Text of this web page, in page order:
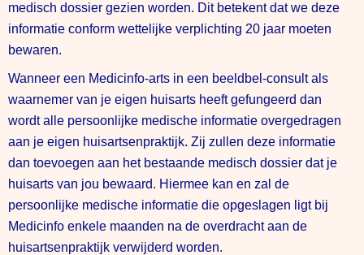
medisch dossier gezien worden. Dit betekent dat we deze
informatie conform wettelijke verplichting 20 jaar moeten
bewaren.
Wanneer een Medicinfo-arts in een beeldbel-consult als
waarnemer van je eigen huisarts heeft gefungeerd dan
wordt alle persoonlijke medische informatie overgedragen
aan je eigen huisartsenpraktijk. Zij zullen deze informatie
dan toevoegen aan het bestaande medisch dossier dat je
huisarts van jou bewaard. Hiermee kan en zal de
persoonlijke medische informatie die opgeslagen ligt bij
Medicinfo enkele maanden na de overdracht aan de
huisartsenpraktijk verwijderd worden.